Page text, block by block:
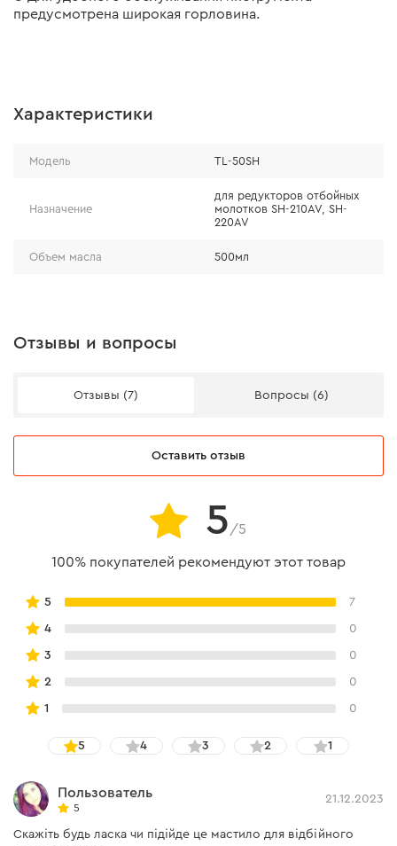
предусмотрена широкая горловина.
Характеристики
Модель TL-50SH
Назначение
для редукторов отбойных
молотков SH-210AV, SH-
220AV
Объем масла 500мл
Отзывы и вопросы
Отзывы (7) Вопросы (6)
Оставить отзыв
5 /5
100% покупателей рекомендуют этот товар
5 7
4 0
3 0
2 0
1 0
5 4 3 2 1
Пользователь
5
21.12.2023
Скажіть будь ласка чи підійде це мастило для відбійного